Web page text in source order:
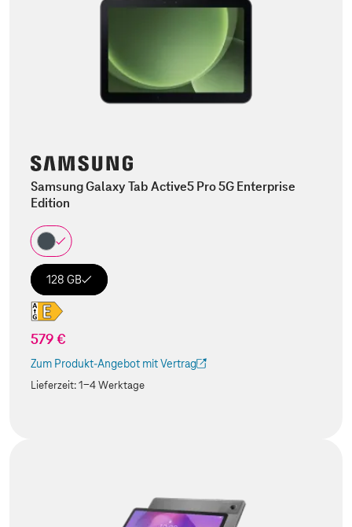
Samsung Galaxy Tab Active5 Pro 5G Enterprise
Edition
128 GB
579 €
Zum Produkt-Angebot mit Vertrag
(Der Link wird in einem neuen Tab geöffnet)
Lieferzeit:1-4 Werktage